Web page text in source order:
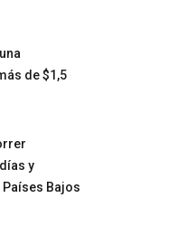
de $1,5
y
Bajos